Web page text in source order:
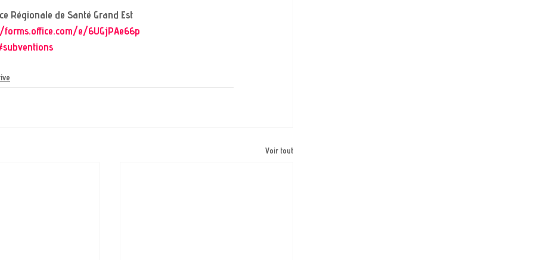
Régionale de Santé Grand Est
e/6UGjPAe66p
Voir tout